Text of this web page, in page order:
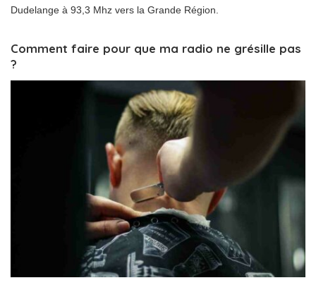
Dudelange à 93,3 Mhz vers la Grande Région.
Comment faire pour que ma radio ne grésille pas
?